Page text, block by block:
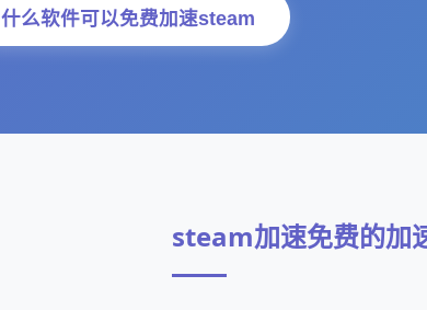
什么软件可以免费加速steam
steam加速免费的加